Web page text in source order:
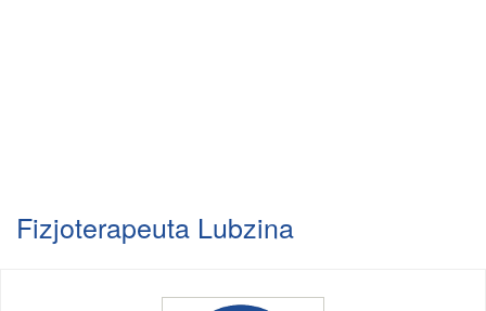
Fizjoterapeuta Lubzina